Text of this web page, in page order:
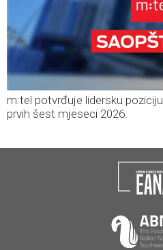
m:tel potvrđuje lidersku
prvih šest mjeseci 2026.